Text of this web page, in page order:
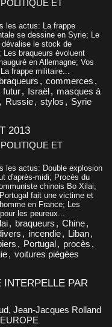
POLITIQUE ET
les actus: La frappe
se dessine en Syrie; Le
dévalise le stock de
Les braqueurs évoluent
en Allemagne; Vos
frappe militaire...
braqueurs , commerces ,
futur, Israël, masques à
, Russie, stylos , Syrie
2013
POLITIQUE ET
les actus: Double explosion
d'après-midi; Procès du
chinois Bo Xilai;
fait une victime et
en France; Les
les peureux...
, braqueurs , Chine,
, incendie, Liban,
, Portugal, procès ,
, voitures piégées
PAR
Jean-Jacques Rolland
EUROPE